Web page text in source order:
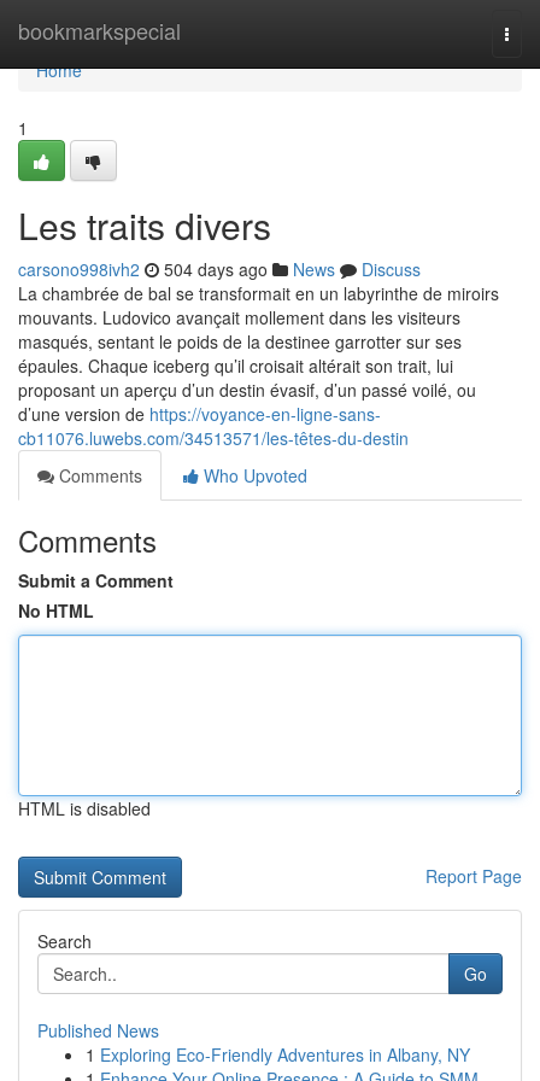
bookmarkspecial
Home
Home
1
Les traits divers
carsono998ivh2 504 days ago News
Discuss
La chambrée de bal se transformait en un labyrinthe de miroirs
mouvants. Ludovico avançait mollement dans les visiteurs
masqués, sentant le poids de la destinee garrotter sur ses
épaules. Chaque iceberg qu’il croisait altérait son trait, lui
proposant un aperçu d’un destin évasif, d’un passé voilé, ou
d’une version de https://voyance-en-ligne-sans-
cb11076.luwebs.com/34513571/les-têtes-du-destin
Comments
Who Upvoted
Comments
Submit a Comment
No HTML
HTML is disabled
Report Page
Search
Go
Published News
1 Exploring Eco-Friendly Adventures in Albany, NY